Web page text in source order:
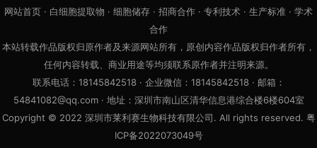
网站首页 · 白细胞提取物 · 细胞储存 · 招商合作 · 专利技术 · 生产标准 · 学术
合作
本站转载作品版权归原作者及来源网站所有，原创内容作品版权归作者所有，
任何内容转载、商业用途等均须联系原作者并注明来源。
联系电话：18145842518 · 企业微信：18145842518 · 邮箱：
54841082@qq.com · 地址：深圳市南山区清华信息港综合楼6楼604室
Copyright © 2022 深圳市莱利赛生物科技有限公司. All rights reserved. 粤
ICP备2022073049号